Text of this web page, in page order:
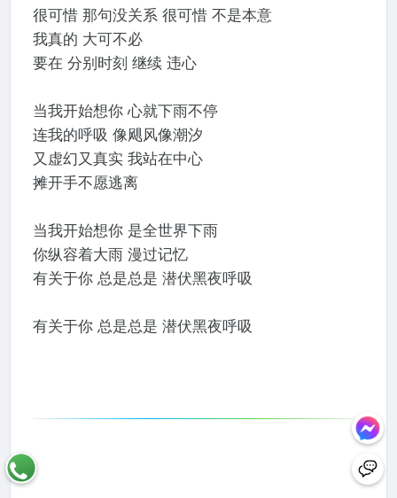
很可惜 那句没关系 很可惜 不是本意
我真的 大可不必
要在 分别时刻 继续 违心
当我开始想你 心就下雨不停
连我的呼吸 像飓风像潮汐
又虚幻又真实 我站在中心
摊开手不愿逃离
当我开始想你 是全世界下雨
你纵容着大雨 漫过记忆
有关于你 总是总是 潜伏黑夜呼吸
有关于你 总是总是 潜伏黑夜呼吸